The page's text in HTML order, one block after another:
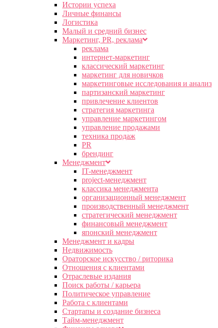
Истории успеха
Личные финансы
Логистика
Малый и средний бизнес
Маркетинг, PR, реклама
реклама
интернет-маркетинг
классический маркетинг
маркетинг для новичков
маркетинговые исследования и анализ
партизанский маркетинг
привлечение клиентов
стратегия маркетинга
управление маркетингом
управление продажами
техника продаж
PR
брендинг
Менеджмент
IT-менеджмент
project-менеджмент
классика менеджмента
организационный менеджмент
производственный менеджмент
стратегический менеджмент
финансовый менеджмент
японский менеджмент
Менеджмент и кадры
Недвижимость
Ораторское искусство / риторика
Отношения с клиентами
Отраслевые издания
Поиск работы / карьера
Политическое управление
Работа с клиентами
Стартапы и создание бизнеса
Тайм-менеджмент